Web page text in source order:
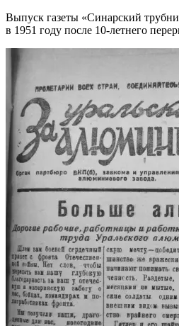
Выпуск газеты «Синарский
в 1951 году после 10-летнего